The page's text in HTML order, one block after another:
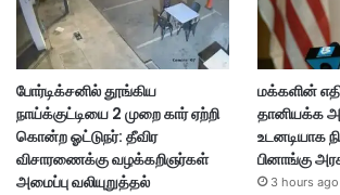
போர்டிக்சனில் தூங்கிய
நாய்க்குட்டியை 2 முறை கார் ஏற்றி
கொன்ற ஓட்டுநர்: தீவிர
விசாரணைக்கு வழக்கறிஞர்கள்
அமைப்பு வலியுறுத்தல்
மக்களின்
தானியக்க
உடனடியாக
பினாங்கு
3 hours ago